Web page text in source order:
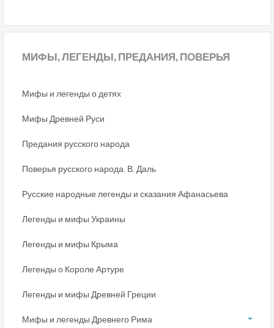
МИФЫ,ЛЕГЕНДЫ, ПРЕДАНИЯ, ПОВЕРЬЯ
Мифы и легенды о детях
Мифы Древней Руси
Предания русского народа
Поверья русского народа. В. Даль
Русские народные легенды и сказания Афанасьева
Легенды и мифы Украины
Легенды и мифы Крыма
Легенды о Короле Артуре
Легенды и мифы Древней Греции
Мифы и легенды Древнего Рима